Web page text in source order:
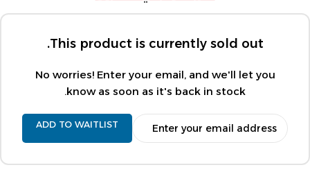
This product is currently sold out.
No worries! Enter your email, and we'll let you
know as soon as it's back in stock.
ADD TO WAITLIST